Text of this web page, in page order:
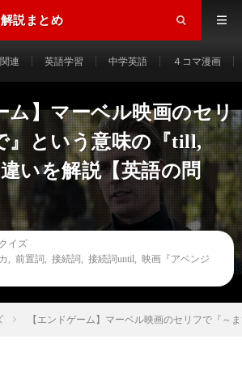
説まとめ
連 英語学習 中学英語 ４コマ漫画
ム】マーベル映画のセリ
』という意味の『till,
いを解説【英語の問
イズ
前置詞 接続詞 接続詞until
映画『アベンジ
【エンドゲーム】マーベル映画のセリフで『～